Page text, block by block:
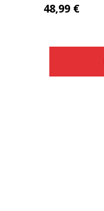
48,99 €